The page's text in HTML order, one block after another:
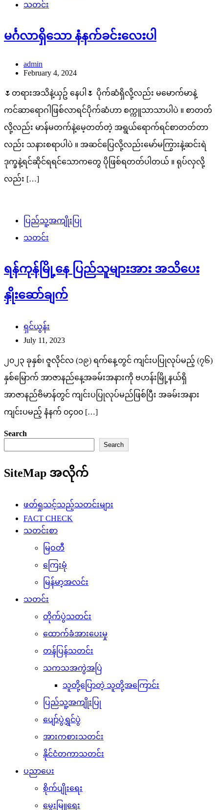
သတင်း
မင်္ဂလာရှိသော နံနက်ခင်းလေးပါ
admin
February 4, 2024
🌷တရားအသိနဲ့ယှဥ် နေပါ🌷 ပိုက်ဆံရှိလို့လည်း မမောက်မာနဲ့
ကင်ဆာရောဂါဖြစ်လာရင်ပိုက်ဆံဟာ စက္ကူသာသာပါပဲ ။ စာတတ်
လို့လည်း မာန်မတက်နဲ့မေ့တတ်တဲ့ အရွယ်ရောက်ရင်စာတတ်တာ
လည်း သနားစရာပါပဲ ။ အဆင်ပြေလို့လည်းမော်မကြွားနဲ့ဆင်းရဲ
ဒုက္ခနဲ့ရင်ဆိုင်ရရင်သောကတွေ ပိုဖြစ်ရတတ်ပါတယ် ။ ရုပ်လှလို့
လည်း […]
ပြည်သူ့အကျိုးပြု
သတင်း
ရန်ကုန်မြို့နေ ပြည်သူများအား အသိပေး
နှိုးဆော်ချက်
ရှင်ယွန်း
July 11, 2023
၂၀၂၃ ခုနှစ်၊ ဇူလိုင်လ (၁၉) ရက်နေ့တွင် ကျင်းပပြုလုပ်မည့် (၇၆)
နှစ်မြောက် အာဇာနည်နေ့အခမ်းအနားကို ဗဟန်းမြို့နယ်ရှိ
အာဇာနည်ဗိမာန်တွင် ကျင်းပပြုလုပ်မည်ဖြစ်ပြီး အခမ်းအနား
ကျင်းပမည့် နံနက် ၀၄၀၀ […]
Search
Search
SiteMap အလိုက်
ဖတ်ရှုသင့်သည့်သတင်းများ
FACT CHECK
သတင်းစာ
မြဝတီ
ကြေးမုံ
မြန်မာ့အလင်း
သတင်း
တိုက်ပွဲသတင်း
ထောက်ခံအားပေးမှု
တန်ပြန်သတင်း
သကသအကွဲအပြဲ
သူတို့ပြောတဲ့ သူတို့အကြောင်း
ပြည်သူ့အကျိုးပြု
ပျော်ပွဲရွှင်ပွဲ
အားကစားသတင်း
နိုင်ငံတကာသတင်း
ပညာပေး
စိုက်ပျိုးရေး
မွေးမြူရေး